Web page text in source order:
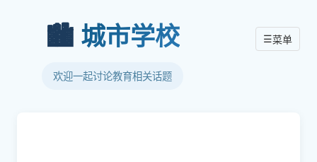
🏙️ 城市学校
欢迎一起讨论教育相关话题
☰菜单